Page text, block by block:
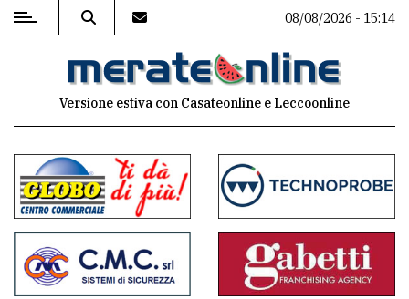
MENU
commenti
Contenuti
del
sito
08/08/2026 - 15:14
Versione estiva con Casateonline e Leccoonline